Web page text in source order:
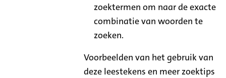
zoektermen om naar de exacte
combinatie van woorden te
zoeken.
Voorbeelden van het gebruik van
deze leestekens en meer zoektips